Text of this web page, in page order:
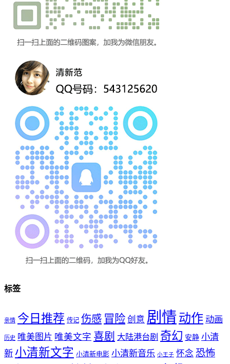
标签
亲情 今日推荐 传记 伤感 冒险 创意 剧情 动作 动画
历史 唯美图片 唯美文字 喜剧 大陆港台剧 奇幻 安静 小清
新 小清新文字 小清新电影 小清新音乐 小王子 怀念 恐怖